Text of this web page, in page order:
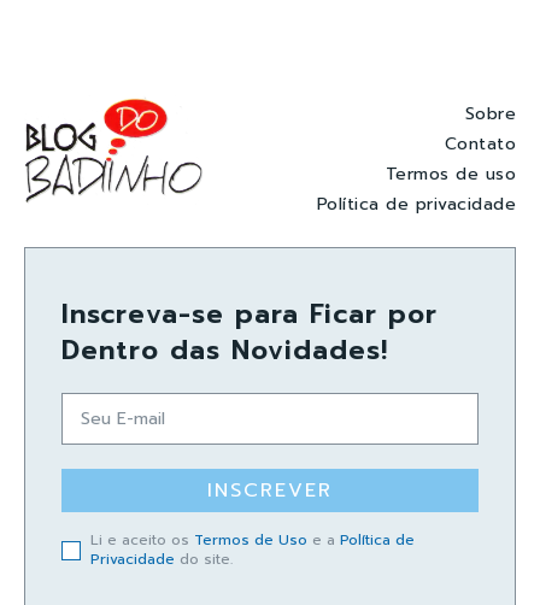
Sobre
Contato
Termos de uso
Política de privacidade
Inscreva-se para Ficar por
Dentro das Novidades!
INSCREVER
Li e aceito os Termos de Uso e a Política de
Privacidade do site.